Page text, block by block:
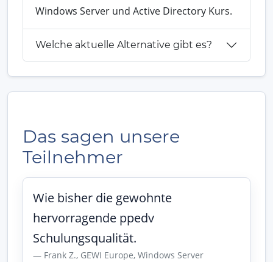
Windows Server und Active Directory Kurs.
Welche aktuelle Alternative gibt es?
Das sagen unsere
Teilnehmer
Wie bisher die gewohnte
hervorragende ppedv
Schulungsqualität.
Frank Z., GEWI Europe, Windows Server